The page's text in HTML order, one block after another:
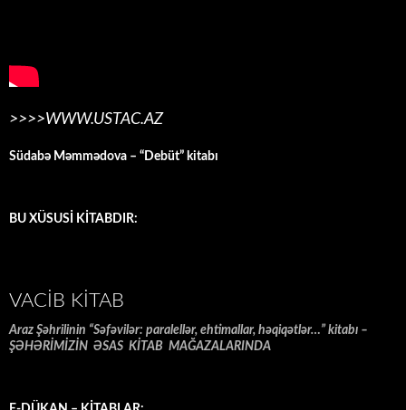
>>>>WWW.USTAC.AZ
Südabə Məmmədova – “Debüt” kitabı
BU XÜSUSİ KİTABDIR:
VACIB KITAB
Araz Şəhrilinin “Səfəvilər: paralellər, ehtimallar, həqiqətlər…” kitabı –
ŞƏHƏRİMİZİN ƏSAS KİTAB MAĞAZALARINDA